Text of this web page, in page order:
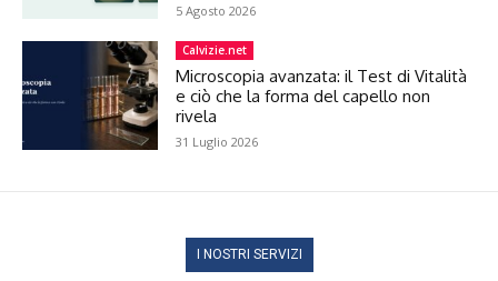
5 Agosto 2026
Calvizie.net
Microscopia avanzata: il Test di Vitalità
e ciò che la forma del capello non
rivela
31 Luglio 2026
I NOSTRI SERVIZI